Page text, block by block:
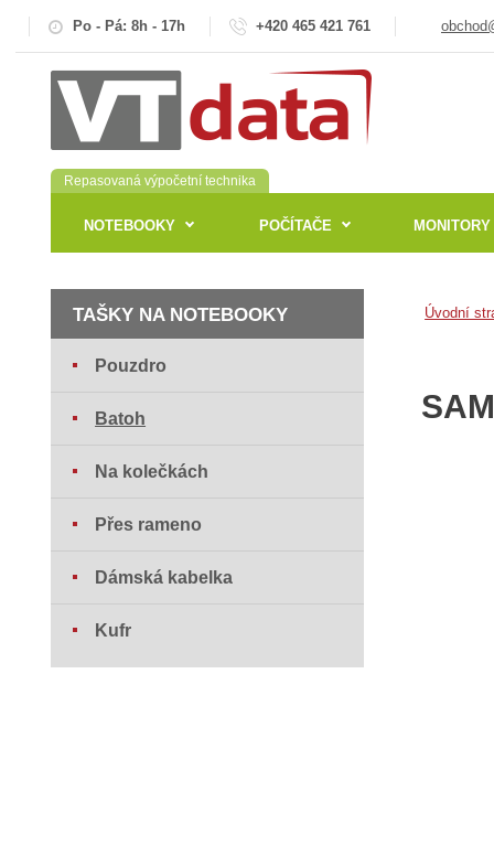
Po - Pá: 8h - 17h +420 465 421 761
Repasovaná výpočetní technika
NOTEBOOKY POČÍTAČE MONITORY
Úvodní
TAŠKY NA NOTEBOOKY
Pouzdro
Batoh
Na kolečkách
Přes rameno
Dámská kabelka
Kufr